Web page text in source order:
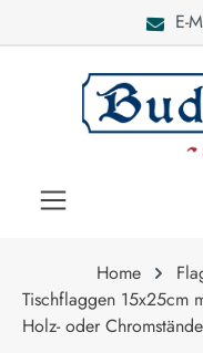
E-
Home
Tischflaggen 15x25cm
Holz- oder